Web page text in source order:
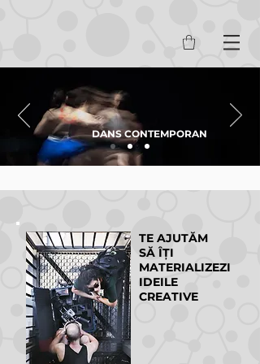
DANS CONTEMPORAN
TE AJUTĂM
SĂ ÎȚI
MATERIALIZEZI
IDEILE
CREATIVE